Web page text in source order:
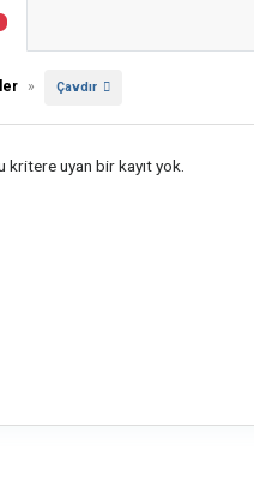
» Çavdır
kritere uyan bir kayıt yok.